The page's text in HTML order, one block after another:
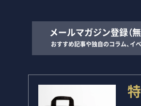
メールマガジン登録（
おすすめ記事や独自のコラム、イ